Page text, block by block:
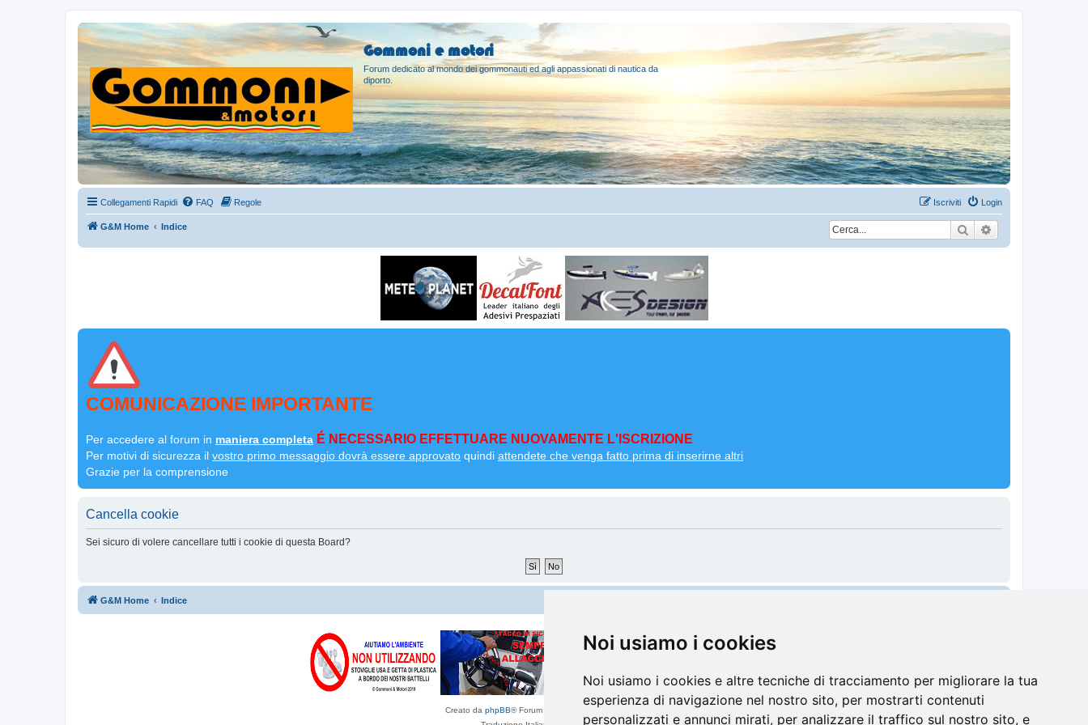
Noi usiamo i cookies
Noi usiamo i cookies e altre tecniche di tracciamento per migliorare la tua
esperienza di navigazione nel nostro sito, per mostrarti contenuti
personalizzati e annunci mirati, per analizzare il traffico sul nostro sito, e
Gommoni e motori
Forum dedicato al mondo dei gommonauti ed agli appassionati di nautica da
diporto.
Collegamenti Rapidi FAQ Regole Login
Iscriviti
G&M Home Indice Cerca
COMUNICAZIONE IMPORTANTE
Per accedere al forum in maniera completa É NECESSARIO EFFETTUARE NUOVAMENTE L'ISCRIZIONE
Per motivi di sicurezza il vostro primo messaggio dovrà essere approvato quindi attendete che venga fatto prima di inserirne altri
Grazie per la comprensione
Cancella cookie
Sei sicuro di volere cancellare tutti i cookie di questa Board?
G&M Home Indice
Creato da phpBB® Forum Software © phpBB Limited